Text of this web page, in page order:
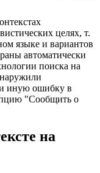
целях, т.
языке и вариантов
автоматически
поиска на
иную ошибку в
"Сообщить о
на